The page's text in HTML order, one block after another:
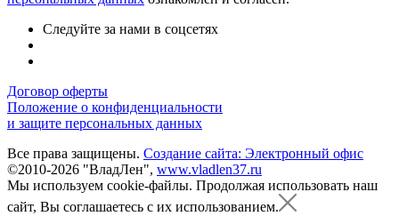
Следуйте за нами в соцсетях
Договор оферты
Положение о конфиденциальности
и защите персональных данных
Все права защищены. Создание сайта: Электронный офис
©2010-2026 "ВладЛен", www.vladlen37.ru
Мы используем cookie-файлы. Продолжая использовать наш
сайт, Вы соглашаетесь с их использованием.